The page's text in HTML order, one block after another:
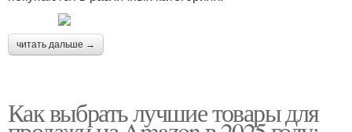
читать дальше →
Как выбрать лучшие товары для